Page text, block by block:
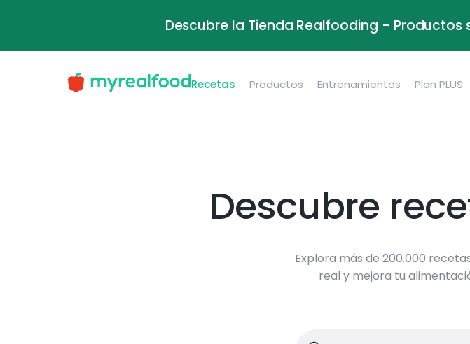
Descubre la Tienda Realfooding -
Recetas Productos Entrenamientos Plan PLUS
Descubre
Explora más de 200.000
real y mejora tu